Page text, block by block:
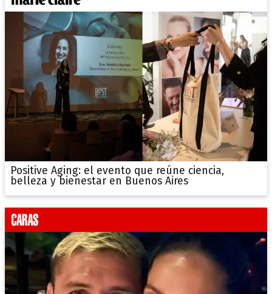
Positive Aging: el evento que reúne ciencia,
belleza y bienestar en Buenos Aires